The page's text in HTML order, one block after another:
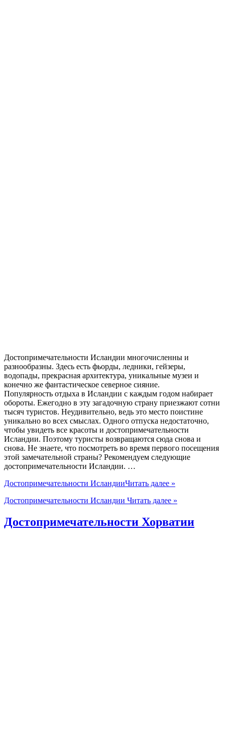
Достопримечательности Исландии многочисленны и
разнообразны. Здесь есть фьорды, ледники, гейзеры,
водопады, прекрасная архитектура, уникальные музеи и
конечно же фантастическое северное сияние.
Популярность отдыха в Исландии с каждым годом набирает
обороты. Ежегодно в эту загадочную страну приезжают сотни
тысяч туристов. Неудивительно, ведь это место поистине
уникально во всех смыслах. Одного отпуска недостаточно,
чтобы увидеть все красоты и достопримечательности
Исландии. Поэтому туристы возвращаются сюда снова и
снова. Не знаете, что посмотреть во время первого посещения
этой замечательной страны? Рекомендуем следующие
достопримечательности Исландии. …
Достопримечательности ИсландииЧитать далее »
Достопримечательности Исландии Читать далее »
Достопримечательности Хорватии